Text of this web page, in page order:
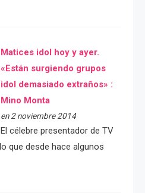
Matices idol hoy y ayer.
«Están surgiendo grupos
idol demasiado extraños» :
Mino Monta
en 2 noviembre 2014
El célebre presentador de TV
que desde hace algunos